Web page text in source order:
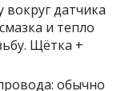
вокруг датчика
и тепло
Щётка +
обычно